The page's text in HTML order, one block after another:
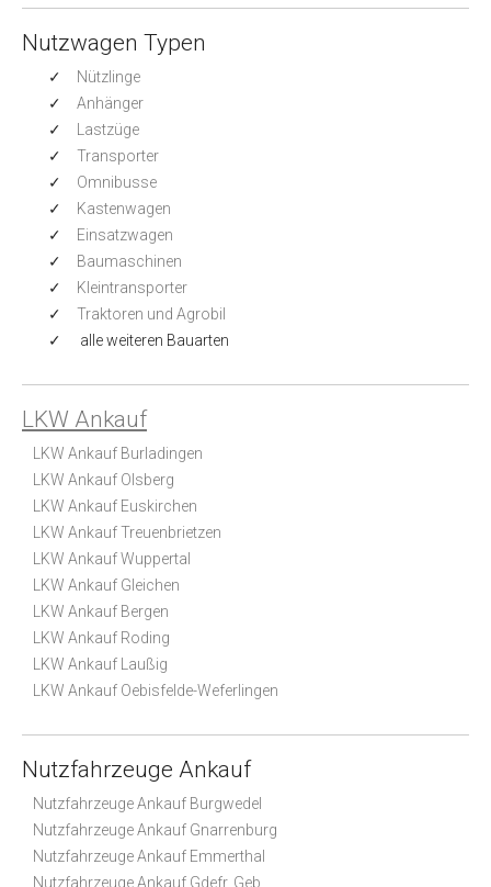
Nutzwagen Typen
Nützlinge
Anhänger
Lastzüge
Transporter
Omnibusse
Kastenwagen
Einsatzwagen
Baumaschinen
Kleintransporter
Traktoren und Agrobil
alle weiteren Bauarten
LKW Ankauf
LKW Ankauf Burladingen
LKW Ankauf Olsberg
LKW Ankauf Euskirchen
LKW Ankauf Treuenbrietzen
LKW Ankauf Wuppertal
LKW Ankauf Gleichen
LKW Ankauf Bergen
LKW Ankauf Roding
LKW Ankauf Laußig
LKW Ankauf Oebisfelde-Weferlingen
Nutzfahrzeuge Ankauf
Nutzfahrzeuge Ankauf Burgwedel
Nutzfahrzeuge Ankauf Gnarrenburg
Nutzfahrzeuge Ankauf Emmerthal
Nutzfahrzeuge Ankauf Gdefr. Geb.